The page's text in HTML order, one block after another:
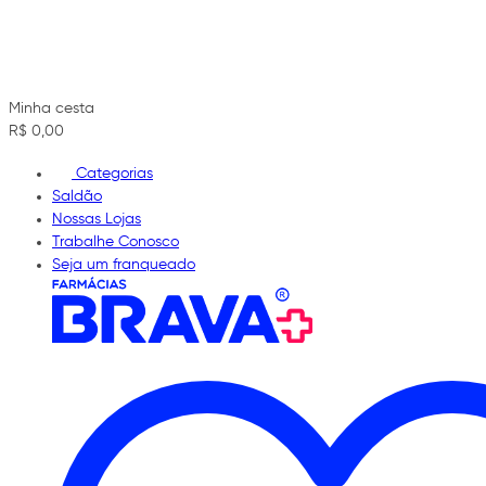
Minha cesta
R$ 0,00
Categorias
Saldão
Nossas Lojas
Trabalhe Conosco
Seja um franqueado